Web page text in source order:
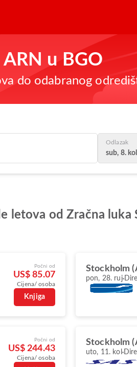
u BGO
do odabranog
Odlazak
sub, 8.
letova od Zračna luka
Počni od
US$ 85.07
Cijena/ osoba
Knjiga
Stockholm
pon, 28. ruj
Počni od
US$ 244.43
Cijena/ osoba
Stockholm
uto, 11. kol